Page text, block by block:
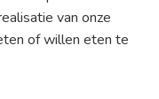
van onze
of willen eten te